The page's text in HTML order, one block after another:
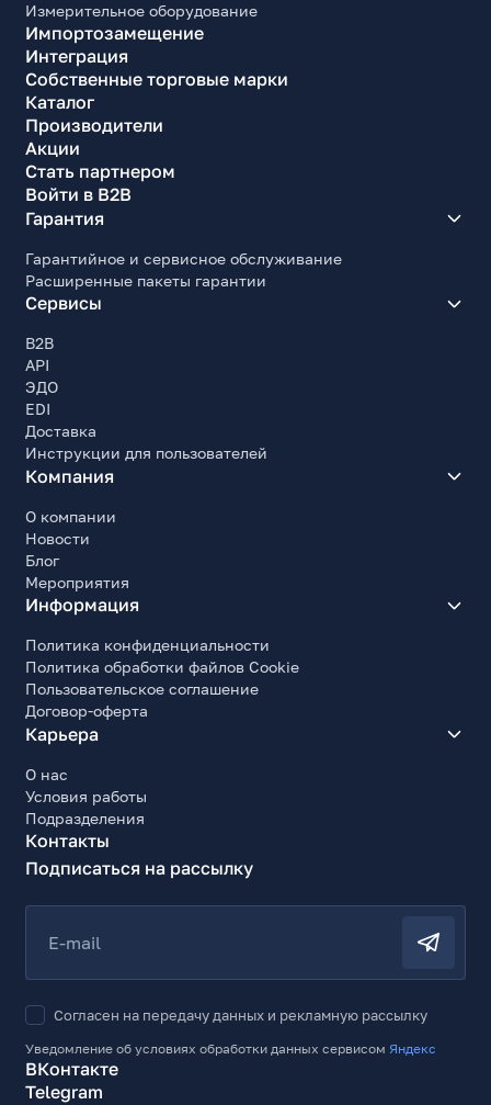
Измерительное оборудование
Импортозамещение
Интеграция
Собственные торговые марки
Каталог
Производители
Акции
Стать партнером
Войти в B2B
Гарантия
Гарантийное и сервисное обслуживание
Расширенные пакеты гарантии
Сервисы
B2B
API
ЭДО
EDI
Доставка
Инструкции для пользователей
Компания
О компании
Новости
Блог
Мероприятия
Информация
Политика конфиденциальности
Политика обработки файлов Cookie
Пользовательское соглашение
Договор-оферта
Карьера
О нас
Условия работы
Подразделения
Контакты
Подписаться на рассылку
E-mail
Согласен на передачу данных и рекламную рассылку
Уведомление об условиях обработки данных сервисом Яндекс
ВКонтакте
Telegram